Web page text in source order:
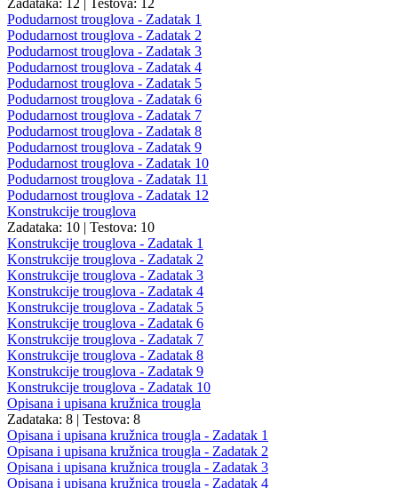
Zadataka: 12 | Testova: 12
Podudarnost trouglova - Zadatak 1
Podudarnost trouglova - Zadatak 2
Podudarnost trouglova - Zadatak 3
Podudarnost trouglova - Zadatak 4
Podudarnost trouglova - Zadatak 5
Podudarnost trouglova - Zadatak 6
Podudarnost trouglova - Zadatak 7
Podudarnost trouglova - Zadatak 8
Podudarnost trouglova - Zadatak 9
Podudarnost trouglova - Zadatak 10
Podudarnost trouglova - Zadatak 11
Podudarnost trouglova - Zadatak 12
Konstrukcije trouglova
Zadataka: 10 | Testova: 10
Konstrukcije trouglova - Zadatak 1
Konstrukcije trouglova - Zadatak 2
Konstrukcije trouglova - Zadatak 3
Konstrukcije trouglova - Zadatak 4
Konstrukcije trouglova - Zadatak 5
Konstrukcije trouglova - Zadatak 6
Konstrukcije trouglova - Zadatak 7
Konstrukcije trouglova - Zadatak 8
Konstrukcije trouglova - Zadatak 9
Konstrukcije trouglova - Zadatak 10
Opisana i upisana kružnica trougla
Zadataka: 8 | Testova: 8
Opisana i upisana kružnica trougla - Zadatak 1
Opisana i upisana kružnica trougla - Zadatak 2
Opisana i upisana kružnica trougla - Zadatak 3
Opisana i upisana kružnica trougla - Zadatak 4